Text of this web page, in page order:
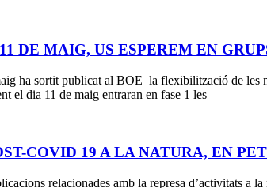
DE MAIG, US ESPEREM EN
ha sortit publicat al BOE la flexibilització de les
el dia 11 de maig entraran en fase 1 les
COVID 19 A LA NATURA, EN
relacionades amb la represa d’activitats a